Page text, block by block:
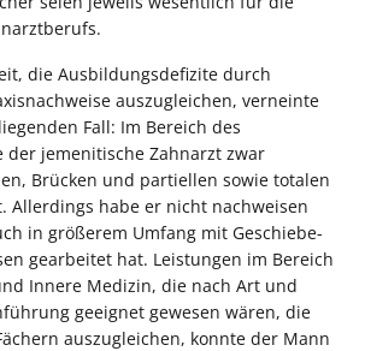
die Ausbildungsdefizite durch
auszugleichen, verneinte
Fall: Im Bereich des
der jemenitische Zahnarzt zwar
Brücken und partiellen sowie totalen
Allerdings habe er nicht nachweisen
in größerem Umfang mit Geschiebe-
gearbeitet hat. Leistungen im Bereich
Innere Medizin, die nach Art und
geeignet gewesen wären, die
auszugleichen, konnte der Mann